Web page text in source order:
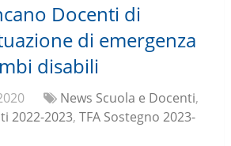
Docenti di
di emergenza
disabili
News Scuola e Docenti,
2022-2023,TFA Sostegno 2023-